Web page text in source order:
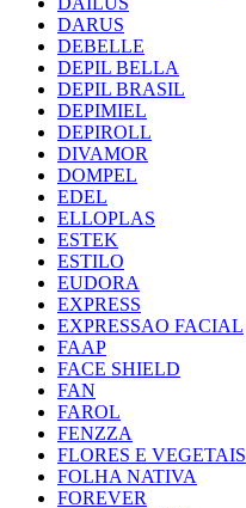
DARUS
DEBELLE
DEPIL BELLA
DEPIL BRASIL
DEPIMIEL
DEPIROLL
DIVAMOR
DOMPEL
EDEL
ELLOPLAS
ESTEK
ESTILO
EUDORA
EXPRESS
EXPRESSAO FACIAL
FAAP
FACE SHIELD
FAN
FAROL
FENZZA
FLORES E VEGETAIS
FOLHA NATIVA
FOREVER